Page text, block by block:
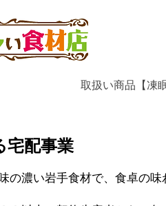
取扱い商品【凍
宅配事業
の濃い岩手食材で、食卓の